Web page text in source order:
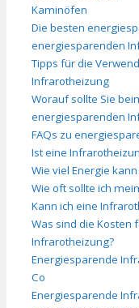
Kaminöfen
Die besten
energiesparenden
Tipps für die
Infrarotheizung
Worauf sollte Sie
energiesparenden
FAQs zu
Ist eine
Wie viel Energie
Wie oft sollte ich
Kann ich eine
Was sind die Kosten
Infrarotheizung?
Energiesparende
Co
Energiesparende